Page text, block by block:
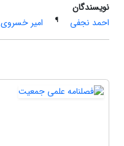
نویسندگان
احمد نجفی
¶ امیر خسروی